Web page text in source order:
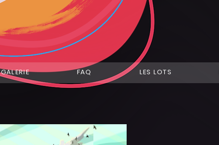
GALERIE FAQ LES LOTS